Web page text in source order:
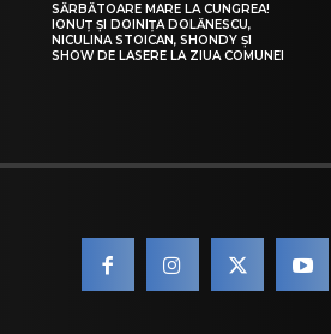
SĂRBĂTOARE MARE LA CUNGREA!
IONUȚ ȘI DOINIȚA DOLĂNESCU,
NICULINA STOICAN, SHONDY ȘI
SHOW DE LASERE LA ZIUA COMUNEI